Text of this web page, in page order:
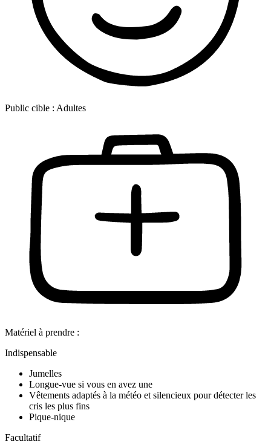
Public cible : Adultes
Matériel à prendre :
Indispensable
Jumelles
Longue-vue si vous en avez une
Vêtements adaptés à la météo et silencieux pour détecter les
cris les plus fins
Pique-nique
Facultatif